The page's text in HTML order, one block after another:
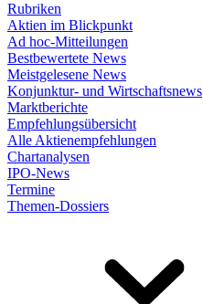
Rubriken
Aktien im Blickpunkt
Ad hoc-Mitteilungen
Bestbewertete News
Meistgelesene News
Konjunktur- und Wirtschaftsnews
Marktberichte
Empfehlungsübersicht
Alle Aktienempfehlungen
Chartanalysen
IPO-News
Termine
Themen-Dossiers